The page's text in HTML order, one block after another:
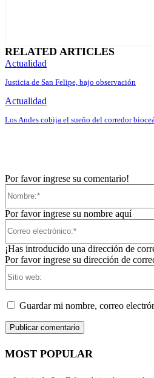
RELATED ARTICLES
Actualidad
Justicia de San Felipe, bajo observación
Actualidad
Los Andes cobija el sueño del corredor
Por favor ingrese su comentario!
Por favor ingrese su nombre aquí
¡Has introducido una dirección de
Por favor ingrese su dirección de
Guardar mi nombre, correo
MOST POPULAR